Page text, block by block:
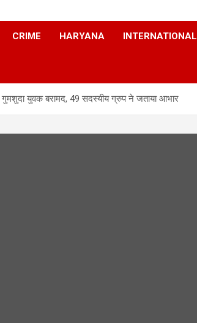
CRIME HARYANA INTERNATIONAL
युवक बरामद, 49 सदस्यीय ग्रुप ने जताया आभार